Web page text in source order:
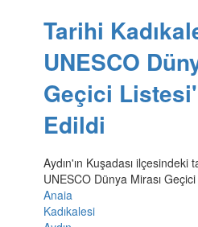
Tarihi
UNESCO
Geçici
Edildi
Aydın'ın Kuşadası ilçesindeki
UNESCO Dünya Mirası
Anaia
Kadıkalesi